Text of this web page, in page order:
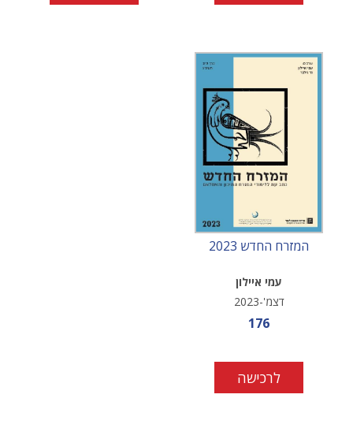
המזרח החדש 2023
עמי איילון
דצמ'-2023
מחיר מבצע
176
לרכישה